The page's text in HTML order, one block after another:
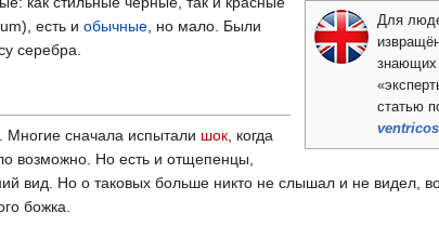
Для
знающих
статью
есть и обычные, но мало. Были
серебра.
Многие сначала испытали шок, когда
возможно. Но есть и отщепенцы,
вид. Но о таковых больше никто не слышал и не видел,
божка.